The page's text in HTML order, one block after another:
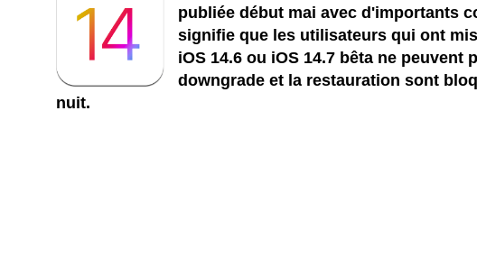
publiée début mai avec d'importants
signifie que les utilisateurs qui ont
iOS 14.6 ou iOS 14.7 bêta ne peuvent
downgrade et la restauration sont
nuit.